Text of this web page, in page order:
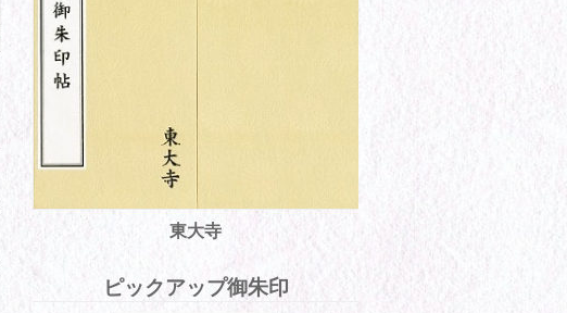
東大寺
ピックアップ御朱印